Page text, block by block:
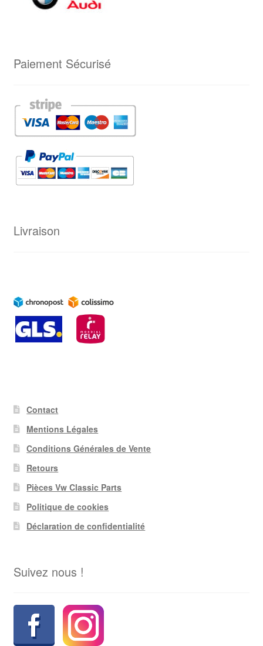
Paiement Sécurisé
Livraison
Contact
Mentions Légales
Conditions Générales de Vente
Retours
Pièces Vw Classic Parts
Politique de cookies
Déclaration de confidentialité
Suivez nous !